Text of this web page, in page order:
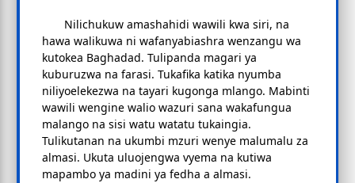
Nilichukuw amashahidi wawili kwa siri, na
hawa walikuwa ni wafanyabiashra wenzangu wa
kutokea Baghadad. Tulipanda magari ya
kuburuzwa na farasi. Tukafika katika nyumba
niliyoelekezwa na tayari kugonga mlango. Mabinti
wawili wengine walio wazuri sana wakafungua
malango na sisi watu watatu tukaingia.
Tulikutanan na ukumbi mzuri wenye malumalu za
almasi. Ukuta uluojengwa vyema na kutiwa
mapambo ya madini ya fedha a almasi.